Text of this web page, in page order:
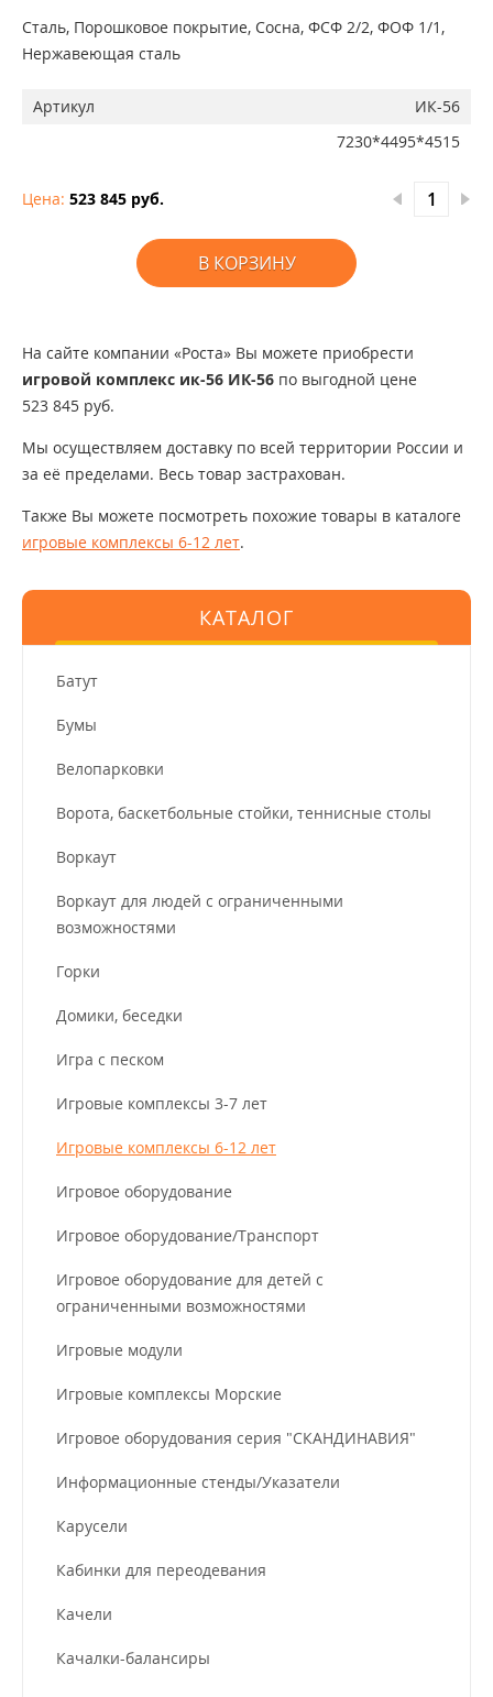
Сталь, Порошковое покрытие, Сосна, ФСФ 2/2, ФОФ 1/1,
Нержавеющая сталь
Артикул
ИК-56
7230*4495*4515
Цена: 523 845 руб.
В КОРЗИНУ
На сайте компании «Роста» Вы можете приобрести
игровой комплекс ик-56 ИК-56 по выгодной цене
523 845 руб.
Мы осуществляем доставку по всей территории России и
за её пределами. Весь товар застрахован.
Также Вы можете посмотреть похожие товары в каталоге
игровые комплексы 6-12 лет.
КАТАЛОГ
Батут
Бумы
Велопарковки
Ворота, баскетбольные стойки, теннисные столы
Воркаут
Воркаут для людей с ограниченными
возможностями
Горки
Домики, беседки
Игра с песком
Игровые комплексы 3-7 лет
Игровые комплексы 6-12 лет
Игровое оборудование
Игровое оборудование/Транспорт
Игровое оборудование для детей с
ограниченными возможностями
Игровые модули
Игровые комплексы Морские
Игровое оборудования серия "СКАНДИНАВИЯ"
Информационные стенды/Указатели
Карусели
Кабинки для переодевания
Качели
Качалки-балансиры